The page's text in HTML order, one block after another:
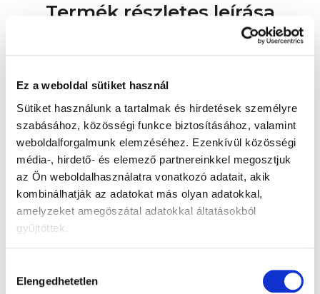
Ez a weboldal sütiket használ
Sütiket használunk a tartalmak és hirdetések személyre
szabásához, közösségi funkce biztosításához, valamint
weboldalforgalmunk elemzéséhez. Ezenkívül közösségi
média-, hirdető- és elemező partnereinkkel megosztjuk
az Ön weboldalhasználatra vonatkozó adatait, akik
kombinálhatják az adatokat más olyan adatokkal,
amelyzeket amegöszátal adatokkal áltatásokból
gyűjtöttek.
kiválasztása
Elengedhetetlen
Termék részletes leírása
A pelenkázó alátét gazdaságos választéka puha,
kellemes tapintású szálból készül. Mindennapi
vagy szőnyeget, pelenkázóasztalt vagy babakocsit,
miközben higiénikus helyet teremt, ahol
gondtalanul pelenkázhatja a babát.
Összetevők:Nem szőtt szövet, cellulózpép,
selyempapír, szigetelőfólia, ragasztó.
Forgalmazó: TZMO Czech Republic, s. r. o.
Termékértékelés
Csak regisztrált felhasználók tehetnek közzé